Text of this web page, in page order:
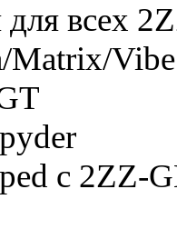
всех
Matrix/
с 2ZZ-